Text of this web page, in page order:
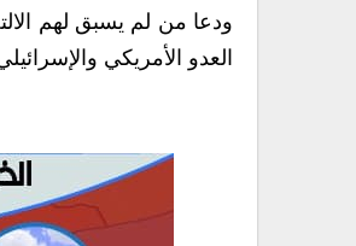
ودعا من لم يسبق لهم
العدو الأمريكي